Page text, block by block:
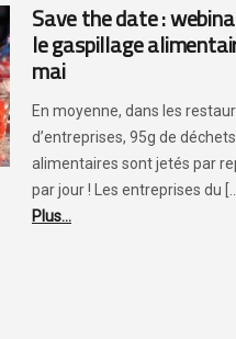
Save the date :
le gaspillage
mai
En moyenne, dans les
d’entreprises, 95g de déchets
alimentaires sont jetés par
par jour ! Les entreprises du
Plus...